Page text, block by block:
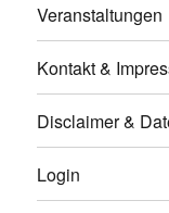
Veranstaltungen
Kontakt &
Disclaimer &
Login